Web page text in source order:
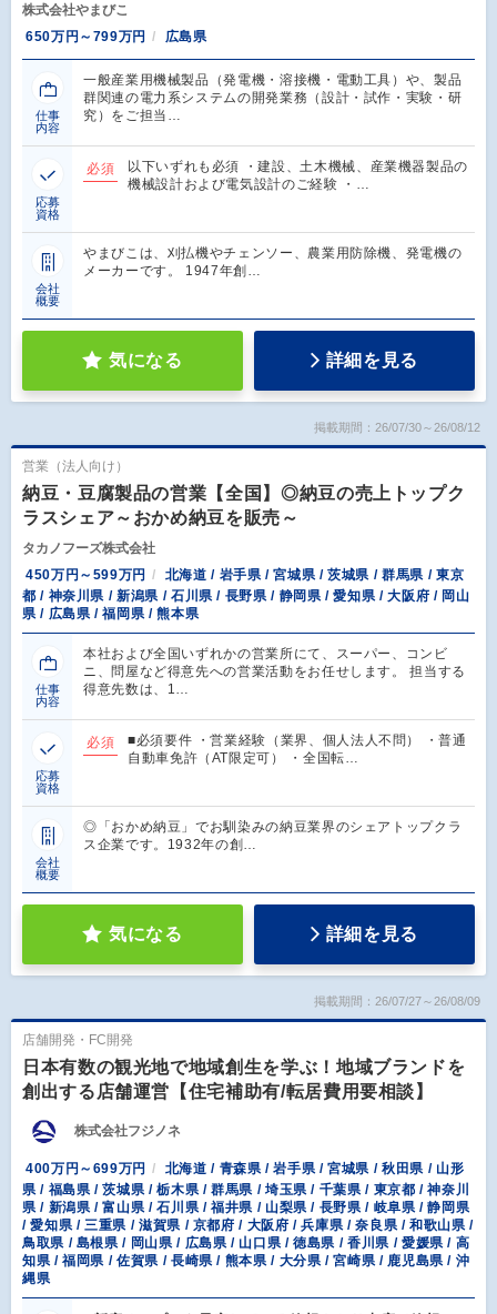
株式会社やまびこ
650万円～799万円
広島県
仕事
内容
一般産業用機械製品（発電機・溶接機・電動工具）や、製品
群関連の電力系システムの開発業務（設計・試作・実験・研
究）をご担当…
応募
資格
必須
以下いずれも必須 ・建設、土木機械、産業機器製品の
機械設計および電気設計のご経験 ・…
会社
概要
やまびこは、刈払機やチェンソー、農業用防除機、発電機の
メーカーです。 1947年創…
気になる 詳細を見る
掲載期間：26/07/30～26/08/12
営業（法人向け）
納豆・豆腐製品の営業【全国】◎納豆の売上トップク
ラスシェア～おかめ納豆を販売～
タカノフーズ株式会社
450万円～599万円
北海道 / 岩手県 / 宮城県 / 茨城県 / 群馬県 / 東京
都 / 神奈川県 / 新潟県 / 石川県 / 長野県 / 静岡県 / 愛知県 / 大阪府 / 岡山
県 / 広島県 / 福岡県 / 熊本県
仕事
内容
本社および全国いずれかの営業所にて、スーパー、コンビ
ニ、問屋など得意先への営業活動をお任せします。 担当する
得意先数は、1…
応募
資格
必須
■必須要件 ・営業経験（業界、個人法人不問） ・普通
自動車免許（AT限定可） ・全国転…
会社
概要
◎「おかめ納豆」でお馴染みの納豆業界のシェアトップクラ
ス企業です。1932年の創…
気になる 詳細を見る
掲載期間：26/07/27～26/08/09
店舗開発・FC開発
日本有数の観光地で地域創生を学ぶ！地域ブランドを
創出する店舗運営【住宅補助有/転居費用要相談】
株式会社フジノネ
400万円～699万円
北海道 / 青森県 / 岩手県 / 宮城県 / 秋田県 / 山形
県 / 福島県 / 茨城県 / 栃木県 / 群馬県 / 埼玉県 / 千葉県 / 東京都 / 神奈川
県 / 新潟県 / 富山県 / 石川県 / 福井県 / 山梨県 / 長野県 / 岐阜県 / 静岡県
/ 愛知県 / 三重県 / 滋賀県 / 京都府 / 大阪府 / 兵庫県 / 奈良県 / 和歌山県 /
鳥取県 / 島根県 / 岡山県 / 広島県 / 山口県 / 徳島県 / 香川県 / 愛媛県 / 高
知県 / 福岡県 / 佐賀県 / 長崎県 / 熊本県 / 大分県 / 宮崎県 / 鹿児島県 / 沖
縄県